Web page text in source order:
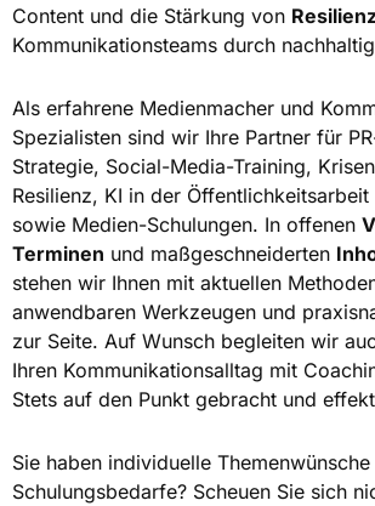
Content und die Stärkung von
Kommunikationsteams durch
Als erfahrene Medienmacher und
Spezialisten sind wir Ihre Partner für
Strategie, Social-Media-Training,
Resilienz, KI in der
sowie Medien-Schulungen. In offenen
Terminen und maßgeschneiderten
stehen wir Ihnen mit aktuellen
anwendbaren Werkzeugen und
zur Seite. Auf Wunsch begleiten wir
Ihren Kommunikationsalltag mit
Stets auf den Punkt gebracht und
Sie haben individuelle Themenwünsche
Schulungsbedarfe? Scheuen Sie sich